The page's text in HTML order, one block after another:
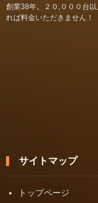
創業38年。２０,０００台
れば料金いただきません！
サイトマップ
トップページ